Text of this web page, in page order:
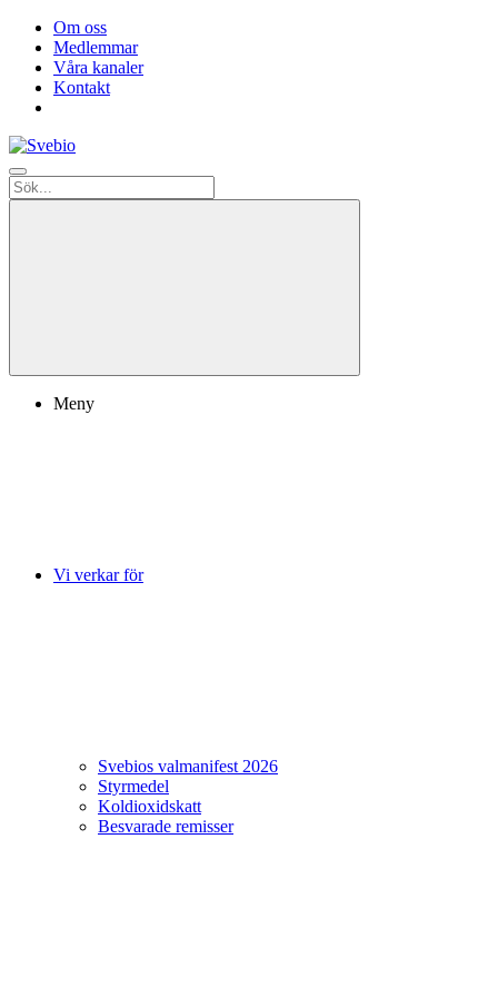
Om oss
Medlemmar
Våra kanaler
Kontakt
Meny
Vi verkar för
Svebios valmanifest 2026
Styrmedel
Koldioxidskatt
Besvarade remisser